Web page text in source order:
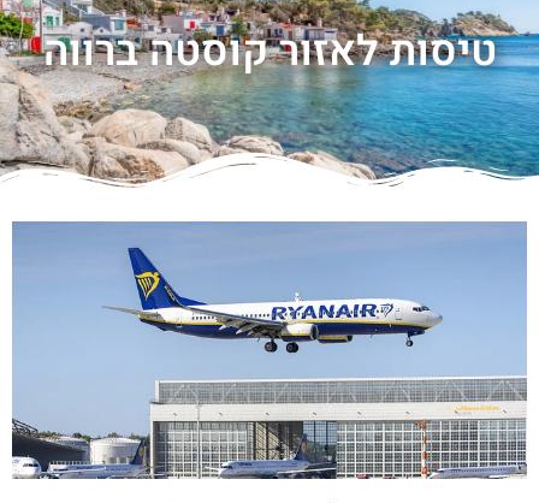
טיסות לאזור קוסטה ברווה